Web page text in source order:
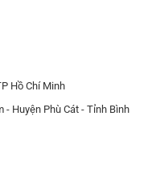
Hồ Chí Minh
- Huyện Phù Cát - Tỉnh Bình